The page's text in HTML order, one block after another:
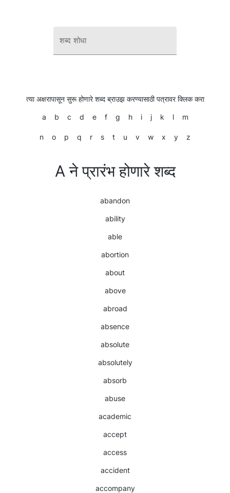
शब्द शोधा
त्या अक्षरापासून सुरू होणारे शब्द ब्राउझ करण्यासाठी पत्रावर क्लिक करा
a b c d e f g h i j k l m
n o p q r s t u v w x y z
A ने प्रारंभ होणारे शब्द
abandon
ability
able
abortion
about
above
abroad
absence
absolute
absolutely
absorb
abuse
academic
accept
access
accident
accompany